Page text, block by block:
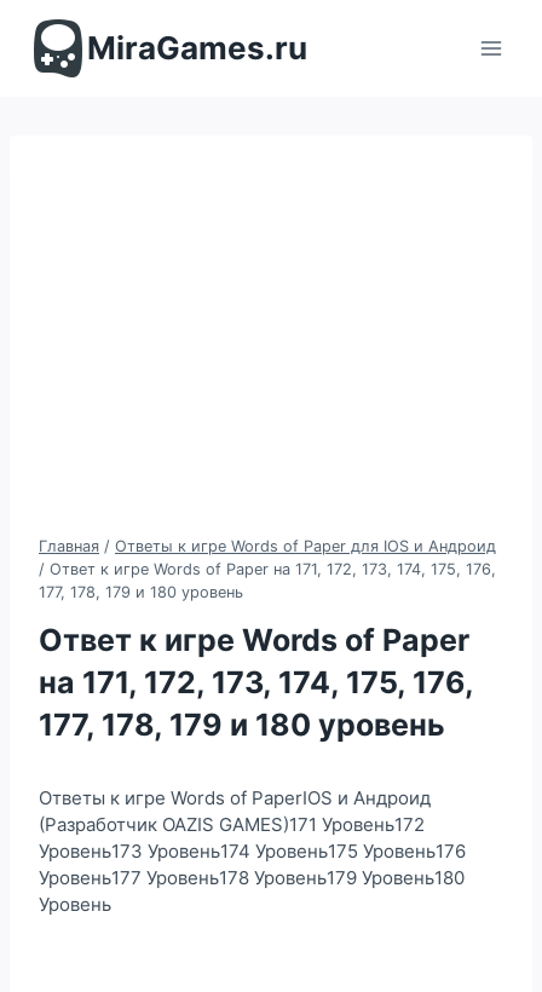
содержимомуMiraGames.ru
Главная / Ответы к игре Words of Paper для IOS и Андроид
/ Ответ к игре Words of Paper на 171, 172, 173, 174, 175, 176,
177, 178, 179 и 180 уровень
Ответ к игре Words of Paper
на 171, 172, 173, 174, 175, 176,
177, 178, 179 и 180 уровень
Ответы к игре Words of PaperIOS и Андроид
(Разработчик OAZIS GAMES)171 Уровень172
Уровень173 Уровень174 Уровень175 Уровень176
Уровень177 Уровень178 Уровень179 Уровень180
Уровень